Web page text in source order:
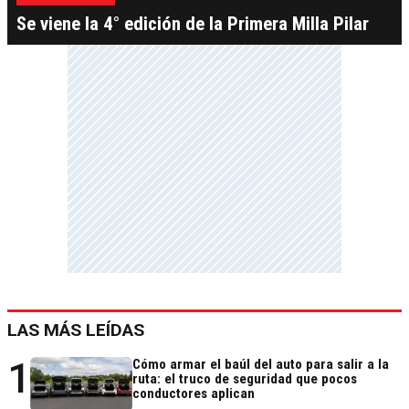
Se viene la 4° edición de la Primera Milla Pilar
LAS MÁS LEÍDAS
1
Cómo armar el baúl del auto para salir a la
ruta: el truco de seguridad que pocos
conductores aplican